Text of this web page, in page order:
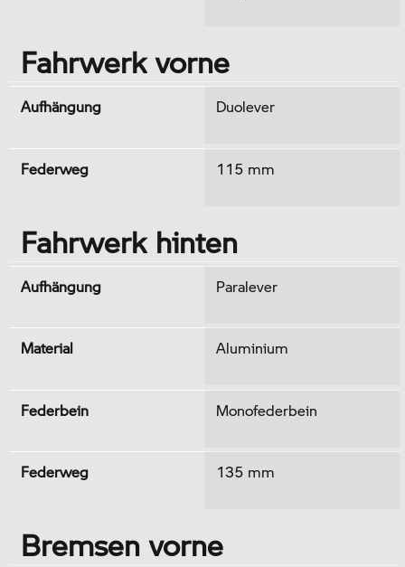
Fahrwerk vorne
Aufhängung Duolever
Federweg 115 mm
Fahrwerk hinten
Aufhängung Paralever
Material Aluminium
Federbein Monofederbein
Federweg 135 mm
Bremsen vorne